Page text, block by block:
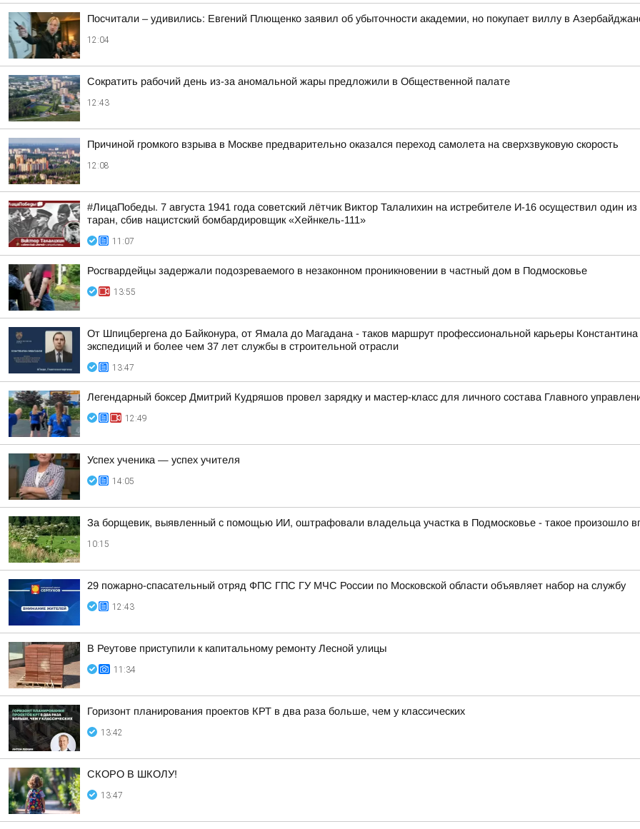
Посчитали – удивились: Евгений Плющенко заявил об убыточности академии, но покупает виллу в
12:04
Сократить рабочий день из-за аномальной жары предложили в Общественной палате
12:43
Причиной громкого взрыва в Москве предварительно оказался переход самолета на сверхзвуковую скорость
12:08
#ЛицаПобеды. 7 августа 1941 года советский лётчик Виктор Талалихин на истребителе И-16 осуществил один
таран, сбив нацистский бомбардировщик «Хейнкель-111»
11:07
Росгвардейцы задержали подозреваемого в незаконном проникновении в частный дом в Подмосковье
13:55
От Шпицбергена до Байконура, от Ямала до Магадана - таков маршрут профессиональной карьеры
экспедиций и более чем 37 лет службы в строительной отрасли
13:47
Легендарный боксер Дмитрий Кудряшов провел зарядку и мастер-класс для личного состава Главного
12:49
Успех ученика — успех учителя
14:05
За борщевик, выявленный с помощью ИИ, оштрафовали владельца участка в Подмосковье - такое произошло
10:15
29 пожарно-спасательный отряд ФПС ГПС ГУ МЧС России по Московской области объявляет набор на службу
12:43
В Реутове приступили к капитальному ремонту Лесной улицы
11:34
Горизонт планирования проектов КРТ в два раза больше, чем у классических
13:42
СКОРО В ШКОЛУ!
13:47